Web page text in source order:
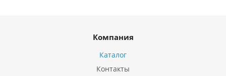
Компания
Каталог
Контакты